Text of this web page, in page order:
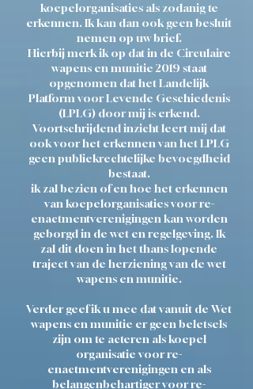
koepelorganisaties als zodanig te
erkennen. Ik kan dan ook geen besluit
nemen op uw brief.
Hierbij merk ik op dat in de Circulaire
wapens en munitie 2019 staat
opgenomen dat het Landelijk
Platform voor Levende Geschiedenis
(LPLG) door mij is erkend.
Voortschrijdend inzicht leert mij dat
ook voor het erkennen van het LPLG
geen publiekrechtelijke bevoegdheid
bestaat.
ik zal bezien of en hoe het erkennen
van koepelorganisaties voor re-
enactmentverenigingen kan worden
geborgd in de wet en regelgeving. Ik
zal dit doen in het thans lopende
traject van de herziening van de wet
wapens en munitie.
Verder geef ik u mee dat vanuit de Wet
wapens en munitie er geen beletsels
zijn om te acteren als koepel
organisatie voor re-
enactmentverenigingen en als
belangenbehartiger voor re-